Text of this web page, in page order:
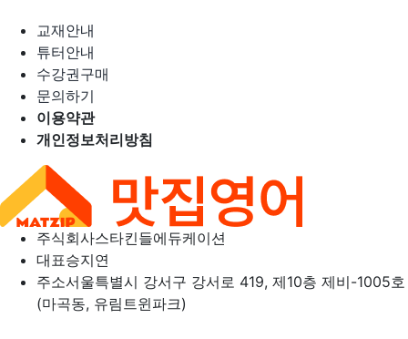
교재안내
튜터안내
수강권구매
문의하기
이용약관
개인정보처리방침
주식회사스타킨들에듀케이션
대표승지연
주소서울특별시 강서구 강서로 419, 제10층 제비-1005호
(마곡동, 유림트윈파크)